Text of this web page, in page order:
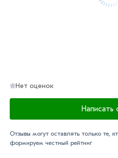
Нет оценок
Написать
Отзывы могут оставлять только те,
формируем честный рейтинг